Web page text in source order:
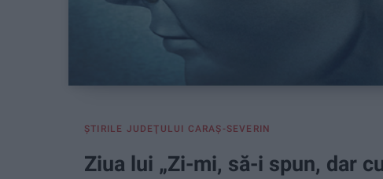
ŞTIRILE JUDEŢULUI CARAŞ-SEVERIN
Ziua lui „Zi-mi, să-i spun, dar